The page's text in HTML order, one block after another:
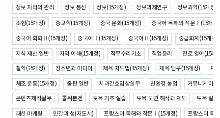
정보 처리와 관리 정보 통신 정보(15개정) 정보과제연구 정보과학(15개정)
조형(15개정) 종교학(15개정) 중국 문화(15개정) 중국어 독해와 작문Ⅰ(15개정)
중국어 회화Ⅱ(15개정) 중국어Ⅰ(15개정) 중국어Ⅱ(15개정) 중급회계(15개정)
지식 재산 일반 지역 이해(15개정) 직무수리기초 직업윤리 진로 영어(15개
철학(15개정) 청소년과 미디어 체육 지도법(15개정) 체육 탐구(15개정) 체
체조 운동(15개정) 출판 일반 치과간호임상실무 친환경 농업 커뮤니케이션
콘텐츠제작실무 콜위분겐 토목 기초 실습 토목 도면 해석과 제도 토목 일반
패션 마케팅 인간과 성(지도서) 프랑스어 독해와 작문Ⅰ(15개정) 프랑스어 독